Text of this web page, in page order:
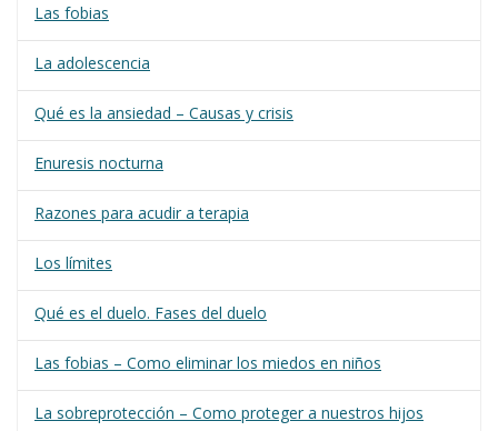
Las fobias
La adolescencia
Qué es la ansiedad – Causas y crisis
Enuresis nocturna
Razones para acudir a terapia
Los límites
Qué es el duelo. Fases del duelo
Las fobias – Como eliminar los miedos en niños
La sobreprotección – Como proteger a nuestros hijos